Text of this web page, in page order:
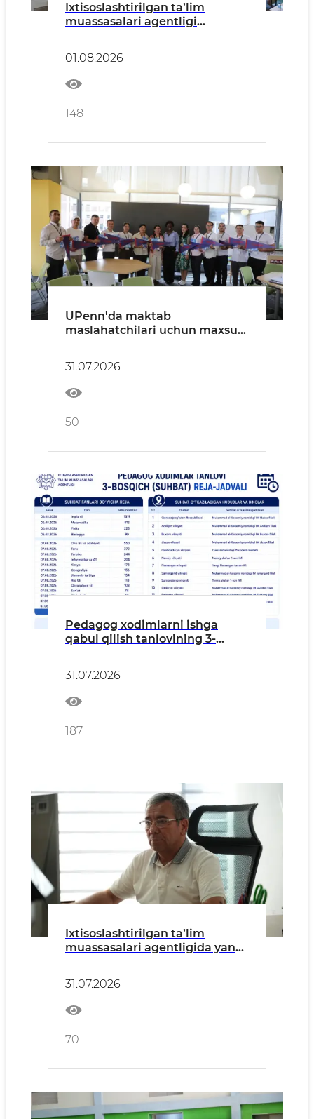
Ixtisoslashtirilgan ta’lim
muassasalari agentligi
3-sinfiga kirish imtihonlari
bo‘lib o‘tdi.
01.08.2026
148
UPenn'da maktab
maslahatchilari uchun maxsus
31.07.2026
50
Pedagog xodimlarni ishga
qabul qilish tanlovining 3-
31.07.2026
187
Ixtisoslashtirilgan ta’lim
muassasalari agentligida yangi
31.07.2026
70